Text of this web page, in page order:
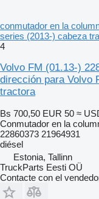
conmutador en la
series (2013-) cabeza
4
Volvo FM (01.13-)
dirección para Volvo
tractora
Bs 700,50 EUR 50 ≈
Conmutador en la
22860373 21964931
diésel
Estonia, Tallinn
TruckParts Eesti OÜ
Contacte con el